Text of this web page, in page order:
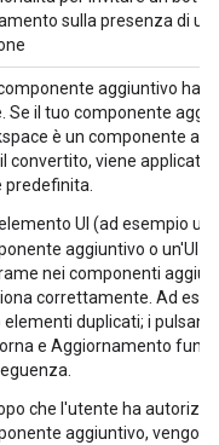
sulla presenza di un
componente aggiuntivo ha
Se il tuo componente
è un componente
convertito, viene applicata
predefinita.
UI (ad esempio
aggiuntivo o un'UI
nei componenti
correttamente. Ad
elementi duplicati; i pulsanti
e Aggiornamento
che l'utente ha
aggiuntivo, vengono